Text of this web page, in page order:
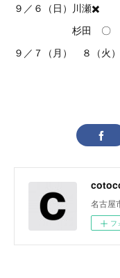
９／６（日）川瀬✖️
杉田 〇
９／７（月） ８（火
名古屋
フ